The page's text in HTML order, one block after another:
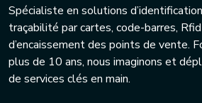
Spécialiste en solutions
traçabilité par cartes, code-barres,
d’encaissement des points de vente.
plus de 10 ans, nous imaginons et
de services clés en main.